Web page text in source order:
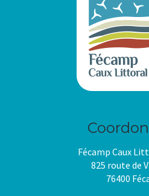
Fécamp Caux
825 route de
76400